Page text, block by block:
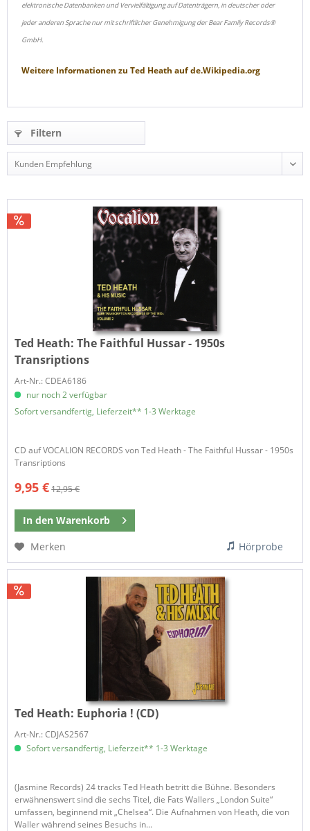
elektronische Datenbanken und Vervielfältigung auf Datenträgern, in deutscher oder
jeder anderen Sprache nur mit schriftlicher Genehmigung der Bear Family Records®
GmbH.
Weitere Informationen zu Ted Heath aufde.Wikipedia.org
Filtern
Ted Heath: The Faithful Hussar - 1950s
Transriptions
Art-Nr.: CDEA6186
nur noch 2 verfügbar
Sofort versandfertig, Lieferzeit** 1-3 Werktage
CD auf VOCALION RECORDS von Ted Heath - The Faithful Hussar - 1950s
Transriptions
9,95 €12,95 €
In den Warenkorb
Merken
Hörprobe
Ted Heath: Euphoria ! (CD)
Art-Nr.: CDJAS2567
Sofort versandfertig, Lieferzeit** 1-3 Werktage
​(Jasmine Records) 24 tracks Ted Heath betritt die Bühne. Besonders
erwähnenswert sind die sechs Titel, die Fats Wallers „London Suite“
umfassen, beginnend mit „Chelsea“. Die Aufnahmen von Heath, die von
Waller während seines Besuchs in...